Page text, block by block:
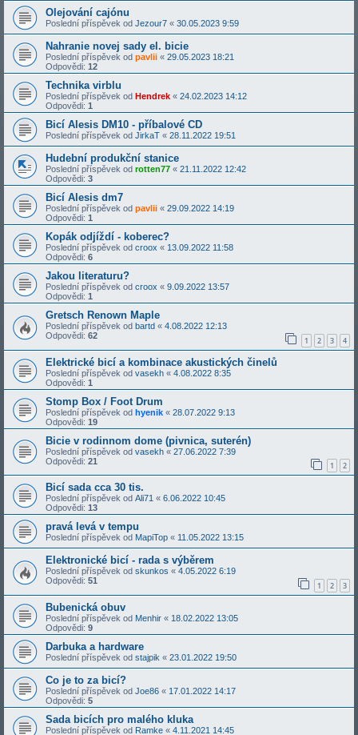
Olejování cajónu
Poslední příspěvek od Jezour7 « 30.05.2023 9:59
Nahranie novej sady el. bicie
Poslední příspěvek od pavlii « 29.05.2023 18:21
Odpovědi: 12
Technika virblu
Poslední příspěvek od Hendrek « 24.02.2023 14:12
Odpovědi: 1
Bicí Alesis DM10 - příbalové CD
Poslední příspěvek od JirkaT « 28.11.2022 19:51
Hudební produkční stanice
Poslední příspěvek od rotten77 « 21.11.2022 12:42
Odpovědi: 3
Bicí Alesis dm7
Poslední příspěvek od pavlii « 29.09.2022 14:19
Odpovědi: 1
Kopák odjíždí - koberec?
Poslední příspěvek od croox « 13.09.2022 11:58
Odpovědi: 6
Jakou literaturu?
Poslední příspěvek od croox « 9.09.2022 13:57
Odpovědi: 1
Gretsch Renown Maple
Poslední příspěvek od bartd « 4.08.2022 12:13
Odpovědi: 62 1 2 3 4
Elektrické bicí a kombinace akustických činelů
Poslední příspěvek od vasekh « 4.08.2022 8:35
Odpovědi: 1
Stomp Box / Foot Drum
Poslední příspěvek od hyenik « 28.07.2022 9:13
Odpovědi: 19
Bicie v rodinnom dome (pivnica, suterén)
Poslední příspěvek od vasekh « 27.06.2022 7:39
Odpovědi: 21 1 2
Bicí sada cca 30 tis.
Poslední příspěvek od Ali71 « 6.06.2022 10:45
Odpovědi: 13
pravá levá v tempu
Poslední příspěvek od MapiTop « 11.05.2022 13:15
Elektronické bicí - rada s výběrem
Poslední příspěvek od skunkos « 4.05.2022 6:19
Odpovědi: 51 1 2 3
Bubenická obuv
Poslední příspěvek od Menhir « 18.02.2022 13:05
Odpovědi: 9
Darbuka a hardware
Poslední příspěvek od stajpik « 23.01.2022 19:50
Co je to za bicí?
Poslední příspěvek od Joe86 « 17.01.2022 14:17
Odpovědi: 5
Sada bicích pro malého kluka
Poslední příspěvek od Ramke « 4.11.2021 14:45